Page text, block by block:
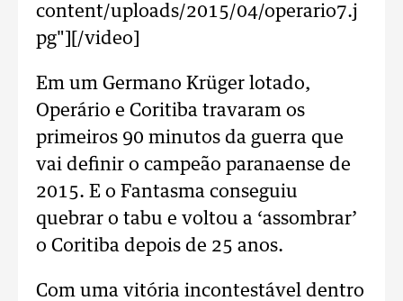
content/uploads/2015/04/operario7.j
pg"][/video]
Em um Germano Krüger lotado,
Operário e Coritiba travaram os
primeiros 90 minutos da guerra que
vai definir o campeão paranaense de
2015. E o Fantasma conseguiu
quebrar o tabu e voltou a ‘assombrar’
o Coritiba depois de 25 anos.
Com uma vitória incontestável dentro